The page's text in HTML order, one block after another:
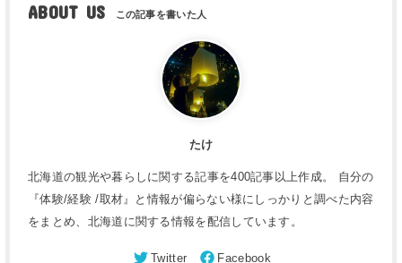
ABOUT US
たけ
北海道の観光や暮らしに関する記事を400記事以上作成。 自分の
『体験/経験 /取材』と情報が偏らない様にしっかりと調べた内容
をまとめ、北海道に関する情報を配信しています。